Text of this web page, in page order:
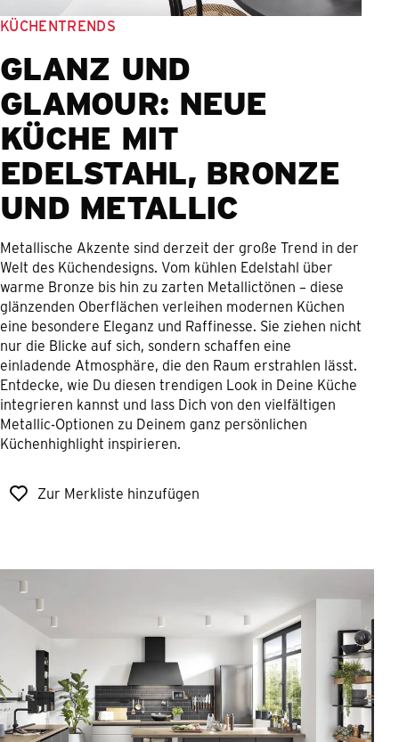
KÜCHENTRENDS
GLANZ UND
GLAMOUR: NEUE
KÜCHE MIT
EDELSTAHL, BRONZE
UND METALLIC
Metallische Akzente sind derzeit der große Trend in der
Welt des Küchendesigns. Vom kühlen Edelstahl über
warme Bronze bis hin zu zarten Metallictönen – diese
glänzenden Oberflächen verleihen modernen Küchen
eine besondere Eleganz und Raffinesse. Sie ziehen nicht
nur die Blicke auf sich, sondern schaffen eine
einladende Atmosphäre, die den Raum erstrahlen lässt.
Entdecke, wie Du diesen trendigen Look in Deine Küche
integrieren kannst und lass Dich von den vielfältigen
Metallic-Optionen zu Deinem ganz persönlichen
Küchenhighlight inspirieren.
Zur Merkliste hinzufügen